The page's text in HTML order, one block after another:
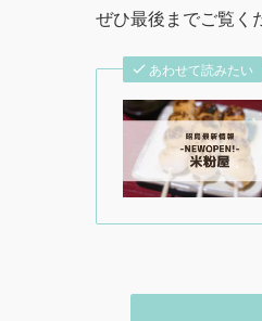
ぜひ最後までご覧く
あわせて読みたい